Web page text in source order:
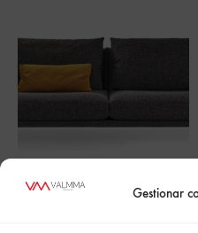
Gestionar
ALPINO